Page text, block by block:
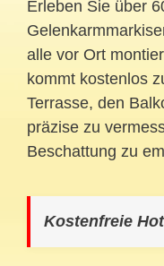
Erleben Sie über
alle vor Ort
kommt kostenlos
Terrasse, den
präzise zu
Beschattung zu
Kostenfreie